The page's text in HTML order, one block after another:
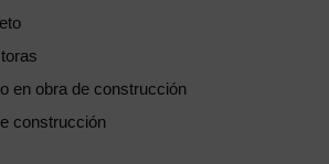
en obra de construcción
construcción